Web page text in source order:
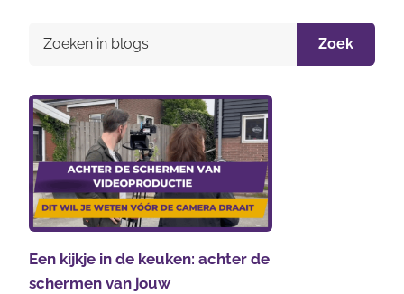
Zoek
Een kijkje in de keuken: achter de
schermen van jouw